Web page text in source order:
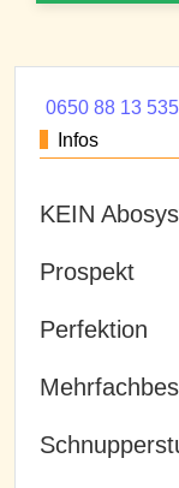
0650 88 13 535
Infos
KEIN
Prospekt
Perfektion